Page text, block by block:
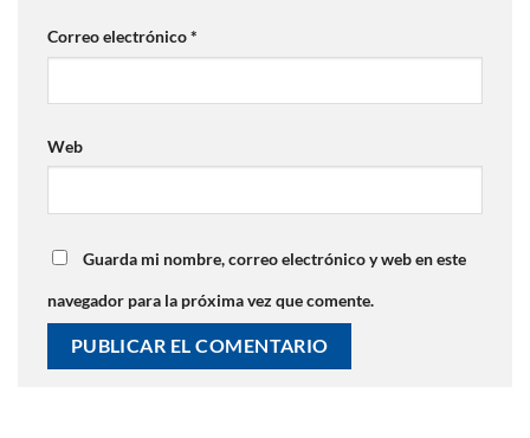
Correo electrónico*
Web
Guarda mi nombre, correo electrónico y web en este
navegador para la próxima vez que comente.